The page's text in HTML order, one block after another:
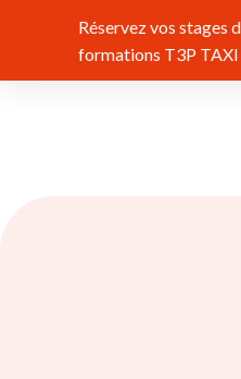
Réservez vos stages
formations T3P TAXI